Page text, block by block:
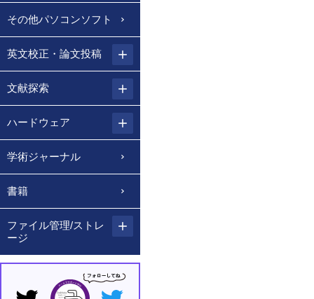
その他パソコンソフト
英文校正・論文投稿
文献探索
ハードウェア
学術ジャーナル
書籍
ファイル管理/ストレ
ージ